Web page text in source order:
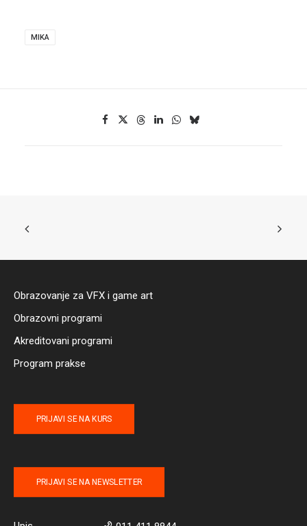
MIKA
Obrazovanje za VFX i game art
Obrazovni programi
Akreditovani programi
Program prakse
PRIJAVI SE NA KURS
PRIJAVI SE NA NEWSLETTER